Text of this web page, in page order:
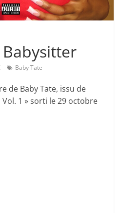
Babysitter
Baby Tate
de Baby Tate, issu de
Vol. 1 » sorti le 29 octobre